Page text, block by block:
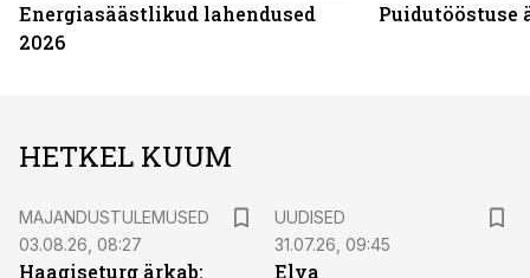
Energiasäästlikud lahendused
2026
Puidutööstuse
HETKEL KUUM
MAJANDUSTULEMUSED
03.08.26, 08:27
Haagiseturg ärkab:
UUDISED
31.07.26, 09:45
Elva